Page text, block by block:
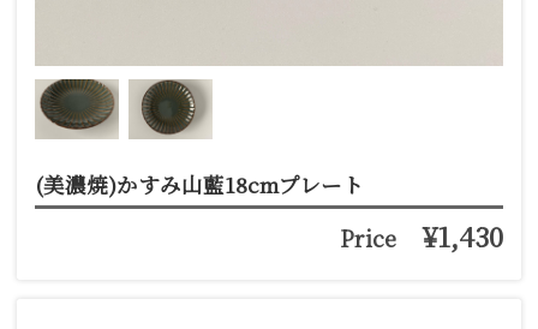
(美濃焼)かすみ山藍18cmプレート
Price ¥1,430